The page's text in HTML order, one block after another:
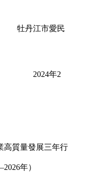
牡丹江市愛民
2024年2
高質量發展三年行
6年）